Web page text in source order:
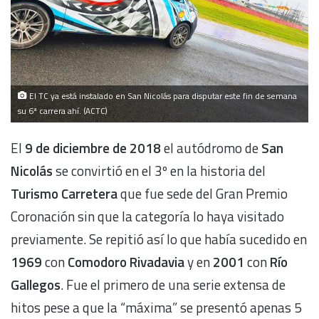
El TC ya está instalado en San Nicolás para disputar este fin de semana
su 6ª carrera ahí. (ACTC)
El 9 de diciembre de 2018el autódromo deSan
Nicolásse convirtió en el 3º en la historia del
Turismo Carreteraque fue sede del Gran Premio
Coronación sin que la categoría lo haya visitado
previamente. Se repitió así lo que había sucedido en
1969conComodoro Rivadaviay en2001 conRío
Gallegos. Fue el primero de una serie extensa de
hitos pese a que la “máxima” se presentó apenas 5